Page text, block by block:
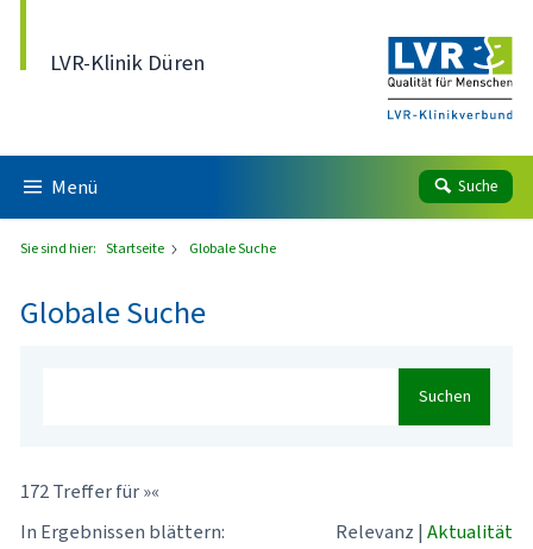
LVR-Klinik Düren
Menü Suche
Sie sind hier: Startseite Globale Suche
Globale Suche
Suchen
172 Treffer für »«
In Ergebnissen blättern:
Relevanz | Aktualität